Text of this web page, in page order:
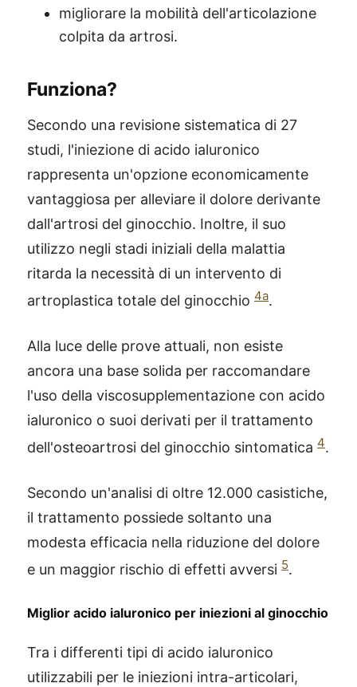
migliorare la mobilità dell'articolazione
colpita da artrosi.
Funziona?
Secondo una revisione sistematica di 27
studi, l'iniezione di acido ialuronico
rappresenta un'opzione economicamente
vantaggiosa per alleviare il dolore derivante
dall'artrosi del ginocchio. Inoltre, il suo
utilizzo negli stadi iniziali della malattia
ritarda la necessità di un intervento di
artroplastica totale del ginocchio 4a.
Alla luce delle prove attuali, non esiste
ancora una base solida per raccomandare
l'uso della viscosupplementazione con acido
ialuronico o suoi derivati per il trattamento
dell'osteoartrosi del ginocchio sintomatica 4.
Secondo un'analisi di oltre 12.000 casistiche,
il trattamento possiede soltanto una
modesta efficacia nella riduzione del dolore
e un maggior rischio di effetti avversi 5.
Miglior acido ialuronico per iniezioni al ginocchio
Tra i differenti tipi di acido ialuronico
utilizzabili per le iniezioni intra-articolari,